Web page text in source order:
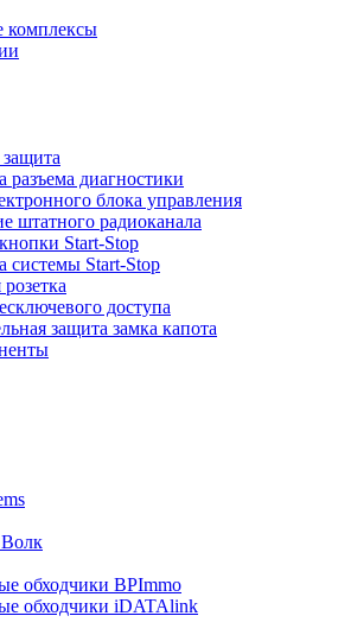
комплексы
разъема диагностики
блока управления
штатного радиоканала
Start-Stop
системы Start-Stop
доступа
защита замка капота
обходчики BPImmo
обходчики iDATAlink